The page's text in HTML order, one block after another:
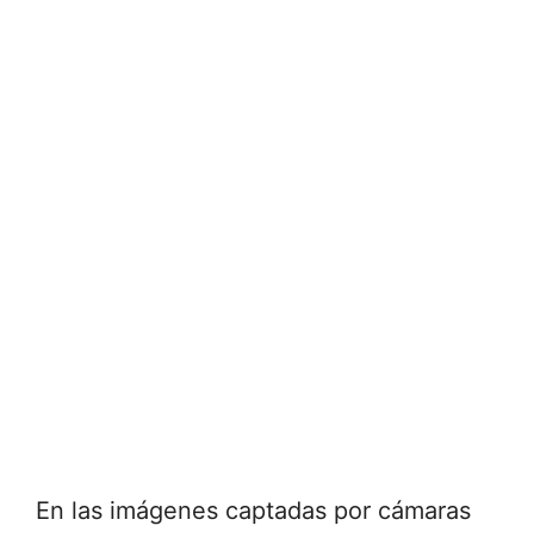
En las imágenes captadas por cámaras